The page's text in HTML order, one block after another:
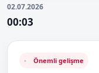
02.07.2026
00:03
Önemli gelişme